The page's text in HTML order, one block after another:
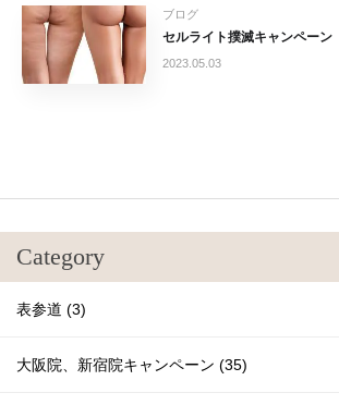
ブログ
セルライト撲滅キャンペーン
2023.05.03
Category
表参道 (3)
大阪院、新宿院キャンペーン (35)